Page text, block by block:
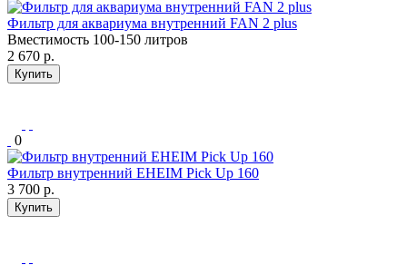
Фильтр для аквариума внутренний FAN 2 plus
Вместимость 100-150 литров
2 670 р.
Купить
0
Фильтр внутренний EHEIM Pick Up 160
3 700 р.
Купить